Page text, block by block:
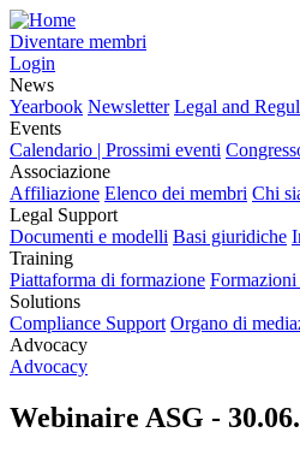
Diventare membri
Login
News
Yearbook Newsletter Legal and
Events
Calendario | Prossimi eventi
Associazione
Affiliazione Elenco dei membri Chi
Legal Support
Documenti e modelli Basi giuridiche
Training
Piattaforma di formazione
Solutions
Compliance Support Organo di
Advocacy
Advocacy
Webinaire ASG -